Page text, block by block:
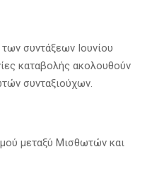
συντάξεων Ιουνίου
καταβολής ακολουθούν
συνταξιούχων.
μεταξύ Μισθωτών και